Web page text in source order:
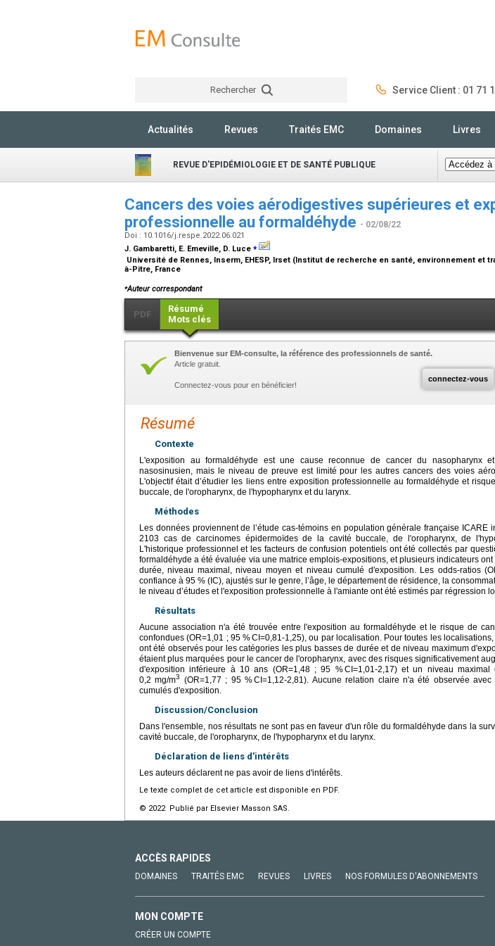
Rechercher Service Client : 01 71
Actualités Revues Traités EMC Domaines Livres
REVUE D'EPIDÉMIOLOGIE ET DE SANTÉ PUBLIQUE
Cancers des voies aérodigestives supérieures et
professionnelle au formaldéhyde - 02/08/22
Doi : 10.1016/j.respe.2022.06.021
J. Gambaretti, E. Emeville, D. Luce ⁎
Université de Rennes, Inserm, EHESP, Irset (Institut de recherche en santé, environnement et
à-Pitre, France
⁎Auteur correspondant
PDF
Résumé
Mots clés
connectez-vous
Bienvenue sur EM-consulte, la référence des professionnels de santé.
Article gratuit.
Connectez-vous pour en bénéficier!
Résumé
Contexte
L'exposition au formaldéhyde est une cause reconnue de cancer du nasopharynx
nasosinusien, mais le niveau de preuve est limité pour les autres cancers des voies
L'objectif était d’étudier les liens entre exposition professionnelle au formaldéhyde et
buccale, de l'oropharynx, de l'hypopharynx et du larynx.
Méthodes
Les données proviennent de l’étude cas-témoins en population générale française ICARE
2103 cas de carcinomes épidermoïdes de la cavité buccale, de l'oropharynx, de
L'historique professionnel et les facteurs de confusion potentiels ont été collectés par
formaldéhyde a été évaluée via une matrice emplois-expositions, et plusieurs indicateurs
durée, niveau maximal, niveau moyen et niveau cumulé d'exposition. Les odds-ratios
confiance à 95 % (IC), ajustés sur le genre, l’âge, le département de résidence, la
le niveau d’études et l'exposition professionnelle à l'amiante ont été estimés par régression
Résultats
Aucune association n'a été trouvée entre l'exposition au formaldéhyde et le risque de
confondues (OR=1,01 ; 95 % CI=0,81-1,25), ou par localisation. Pour toutes les
ont été observés pour les catégories les plus basses de durée et de niveau maximum
étaient plus marquées pour le cancer de l'oropharynx, avec des risques significativement
d'exposition inférieure à 10 ans (OR=1,48 ; 95 % CI=1,01-2,17) et un niveau maximal
0,2 mg/m3
(OR=1,77 ; 95 % CI=1,12-2,81). Aucune relation claire n'a été observée
cumulés d'exposition.
Discussion/Conclusion
Dans l'ensemble, nos résultats ne sont pas en faveur d'un rôle du formaldéhyde dans la
cavité buccale, de l'oropharynx, de l'hypopharynx et du larynx.
Déclaration de liens d'intérêts
Les auteurs déclarent ne pas avoir de liens d'intérêts.
Le texte complet de cet article est disponible en PDF.
© 2022 Publié par Elsevier Masson SAS.
ACCÈS RAPIDES
DOMAINES TRAITÉS EMC REVUES LIVRES NOS FORMULES D'ABONNEMENTS
MON COMPTE
CRÉER UN COMPTE